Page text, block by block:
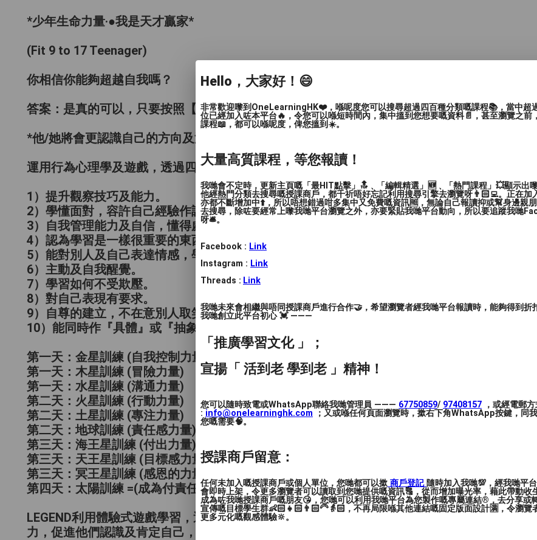
*少年生命力量‧●我是天才贏家*
(Fit 9 to 17 Teenager)
你相信你能夠超越自我嗎？
答案：是真的可以，只要按照【生命力量】公式
*他/她將會更認識自己的方向及潛能，懂得自我管制的方法。*
運用行為心理學及遊戲，透過四天訓練使青少年自我肯定元素昇華，他們獲益的是：
1）提升觀察技巧及能力。
2）學懂面對，容許自己經驗作調整。
3）自我管理能力及自信，懂得處理雙親關係。
4）認為學習是一樣很重要的東西。
5）能對別人及自己表達情感，學懂溝通。
6）主動及自我醒覺。
7）學習如何不受欺壓。
8）對自己表現有要求。
9）自尊的建立，不在意別人取笑的看法。
10）能同時作『具體』或『抽象』雙方面進行思考。
第一天：金星訓練 (自我控制力量)
第一天：木星訓練 (冒險力量)
第一天：水星訓練 (溝通力量)
第二天：火星訓練 (行動力量)
第二天：土星訓練 (專注力量)
第二天：地球訓練 (責任感力量)
第三天：海王星訓練 (付出力量)
第三天：天王星訓練 (目標感力量)
第三天：冥王星訓練 (感恩的力量)
第四天：太陽訓練 =(成為付責任自己)
LEGEND利用體驗式遊戲學習，透過活動練習啟發學員的潛在力量，提高學員解決問題的能
力，促進他們認識及肯定自己，提高團體合作精神，發揮潛能及長處。
Hello，大家好！😄
非常歡迎嚟到OneLearningHK❤️，喺呢度您可以搜尋超過四百種分類嘅課程📚，當中超
位已經加入咗本平台🔥，令您可以喺短時間內，集中搵到您想要嘅資料📄，甚至瀏覽之前
課程📖，都可以喺呢度，俾您搵到☀️。
大量高質課程，等您報讀！
我哋會不定時，更新主頁嘅「最HIT點擊」🔝﹑「編輯精選」🆕﹑「熱門課程」💥顯示出
他經熱門分類去搜尋嘅授課商戶，都千祈唔好忘記利用搜尋引擎去瀏覽呀👨🏻‍💻。正在加
亦都不斷增加中⬆️，所以唔想錯過咁多集中又免費嘅資訊🆓，無論自己報讀抑或幫身邊親
去搜尋，除咗要經常上嚟我哋平台瀏覽之外，亦要緊貼我哋平台動向，所以要追蹤我哋
呀🛎️。
Facebook : Link
Instagram : Link
Threads : Link
我哋未來會相繼與唔同授課商戶進行合作🤝，希望瀏覽者經我哋平台報讀時，能夠得到
我哋創立此平台初心 💓 ———
「推廣學習文化 」；
宣揚「 活到老 學到老 」精神！
您可以隨時致電或WhatsApp聯絡我哋管理員 ——— 67750859/ 97408157 ，或經電郵
: info@onelearninghk.com ；又或喺任何頁面瀏覽時，撳右下角WhatsApp按鍵，同
您嘅需要🧠。
授課商戶留意：
任何未加入嘅授課商戶或個人單位，您哋都可以撳 商戶登記 隨時加入我哋💯，經我哋平
會即時上架，令更多瀏覽者可以讀取到您哋提供嘅資訊🔠，從而增加曝光率，藉此帶動收
成為咗我哋授課商戶嘅朋友😘，您哋可以利用我哋平台為您製作嘅專屬連結®️，去分享或
宣傳嘅目標學生群👶🏻👧🏻👨🏻‍🦳👵🏻，不再局限喺其他連結嘅固定版面設計🈵，令瀏覽
更多元化嘅觀感體驗🔆。